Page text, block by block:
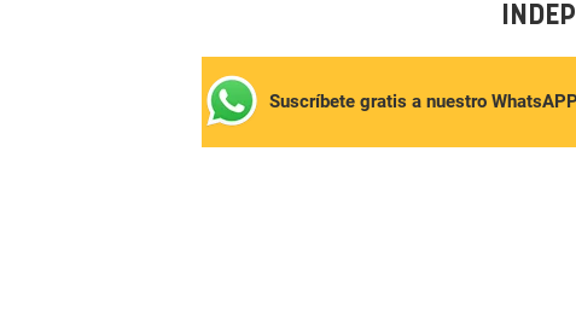
Suscríbete gratis a nuestro